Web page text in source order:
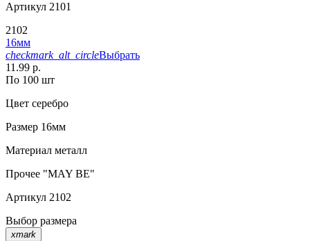
Артикул 2101
2102
16мм
checkmark_alt_circleВыбрать
11.99 р.
По 100 шт
Цвет серебро
Размер 16мм
Материал металл
Прочее "MAY BE"
Артикул 2102
Выбор размера
xmark